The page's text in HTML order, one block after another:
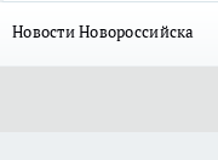
Новости Новороссийска